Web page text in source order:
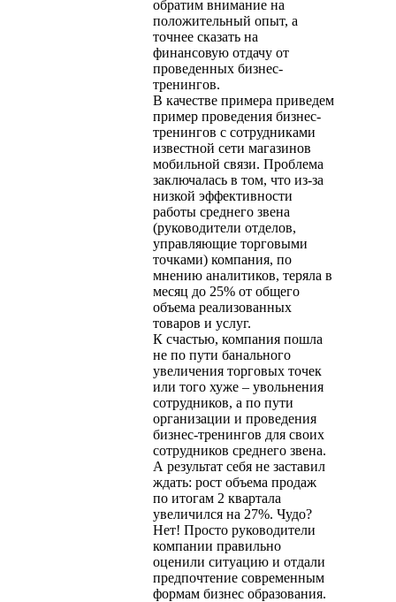
обратим внимание на
положительный опыт, а
точнее сказать на
финансовую отдачу от
проведенных бизнес-
тренингов.
В качестве примера приведем
пример проведения бизнес-
тренингов с сотрудниками
известной сети магазинов
мобильной связи. Проблема
заключалась в том, что из-за
низкой эффективности
работы среднего звена
(руководители отделов,
управляющие торговыми
точками) компания, по
мнению аналитиков, теряла в
месяц до 25% от общего
объема реализованных
товаров и услуг.
К счастью, компания пошла
не по пути банального
увеличения торговых точек
или того хуже – увольнения
сотрудников, а по пути
организации и проведения
бизнес-тренингов для своих
сотрудников среднего звена.
А результат себя не заставил
ждать: рост объема продаж
по итогам 2 квартала
увеличился на 27%. Чудо?
Нет! Просто руководители
компании правильно
оценили ситуацию и отдали
предпочтение современным
формам бизнес образования.